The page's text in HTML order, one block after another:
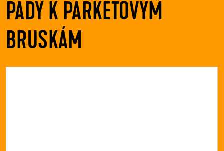
PADY K PARKETOVÝM
BRUSKÁM